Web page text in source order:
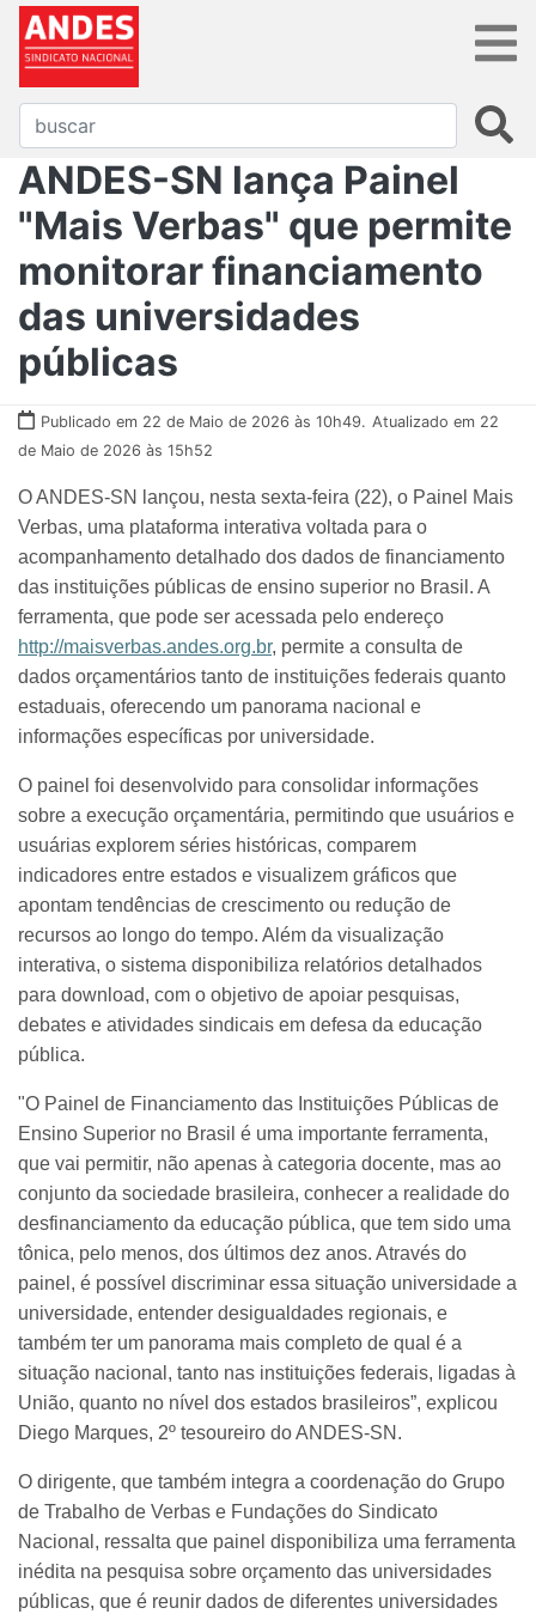
ANDES-SN lança Painel
"Mais Verbas" que permite
monitorar financiamento
das universidades
públicas
Publicado em 22 de Maio de 2026 às 10h49. Atualizado em 22
de Maio de 2026 às 15h52
O ANDES-SN lançou, nesta sexta-feira (22), o Painel Mais
Verbas, uma plataforma interativa voltada para o
acompanhamento detalhado dos dados de financiamento
das instituições públicas de ensino superior no Brasil. A
ferramenta, que pode ser acessada pelo endereço
http://maisverbas.andes.org.br, permite a consulta de
dados orçamentários tanto de instituições federais quanto
estaduais, oferecendo um panorama nacional e
informações específicas por universidade.
O painel foi desenvolvido para consolidar informações
sobre a execução orçamentária, permitindo que usuários e
usuárias explorem séries históricas, comparem
indicadores entre estados e visualizem gráficos que
apontam tendências de crescimento ou redução de
recursos ao longo do tempo. Além da visualização
interativa, o sistema disponibiliza relatórios detalhados
para download, com o objetivo de apoiar pesquisas,
debates e atividades sindicais em defesa da educação
pública.
"O Painel de Financiamento das Instituições Públicas de
Ensino Superior no Brasil é uma importante ferramenta,
que vai permitir, não apenas à categoria docente, mas ao
conjunto da sociedade brasileira, conhecer a realidade do
desfinanciamento da educação pública, que tem sido uma
tônica, pelo menos, dos últimos dez anos. Através do
painel, é possível discriminar essa situação universidade a
universidade, entender desigualdades regionais, e
também ter um panorama mais completo de qual é a
situação nacional, tanto nas instituições federais, ligadas à
União, quanto no nível dos estados brasileiros”, explicou
Diego Marques, 2º tesoureiro do ANDES-SN.
O dirigente, que também integra a coordenação do Grupo
de Trabalho de Verbas e Fundações do Sindicato
Nacional, ressalta que painel disponibiliza uma ferramenta
inédita na pesquisa sobre orçamento das universidades
públicas, que é reunir dados de diferentes universidades